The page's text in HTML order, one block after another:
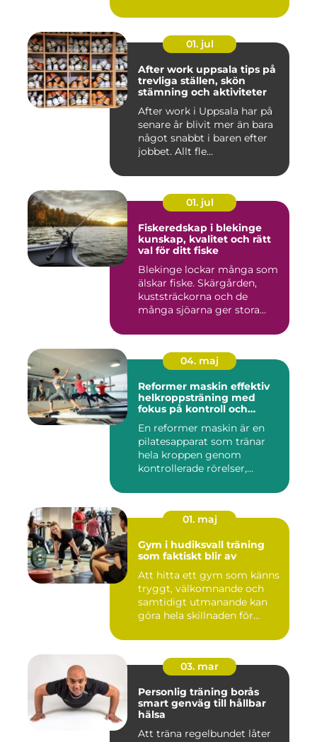
01. jul
After work uppsala tips på
trevliga ställen, skön
stämning och aktiviteter
After work i Uppsala har på
senare år blivit mer än bara
något snabbt i baren efter
jobbet. Allt fle...
01. jul
Fiskeredskap i blekinge
kunskap, kvalitet och rätt
val för ditt fiske
Blekinge lockar många som
älskar fiske. Skärgården,
kuststräckorna och de
många sjöarna ger stora
04. maj
Reformer maskin effektiv
helkroppsträning med
fokus på kontroll och
En reformer maskin är en
pilatesapparat som tränar
hela kroppen genom
kontrollerade rörelser,
01. maj
Gym i hudiksvall träning
som faktiskt blir av
Att hitta ett gym som känns
tryggt, välkomnande och
samtidigt utmanande kan
göra hela skillnaden för...
03. mar
Personlig träning borås
smart genväg till hållbar
hälsa
Att träna regelbundet låter